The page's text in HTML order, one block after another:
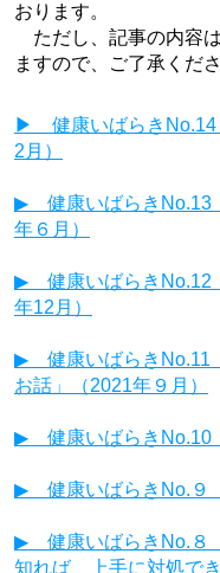
おります。
ただし、記事の内容
ますので、ご了承くださ
▶ 健康いばらきNo.14
2月）
▶ 健康いばらきNo.13
年６月）
▶ 健康いばらきNo.12
年12月）
▶ 健康いばらきNo.11
お話」（2021年９月）
▶ 健康いばらきNo.10
▶ 健康いばらきNo.９
▶ 健康いばらきNo.８
知れば、上手に対処で